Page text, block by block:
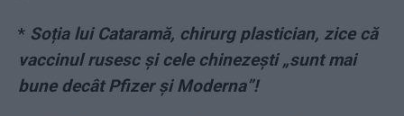
* Soția lui Cataramă, chirurg plastician, zice că
vaccinul rusesc și cele chinezești „sunt mai
bune decât Pfizer și Moderna”!